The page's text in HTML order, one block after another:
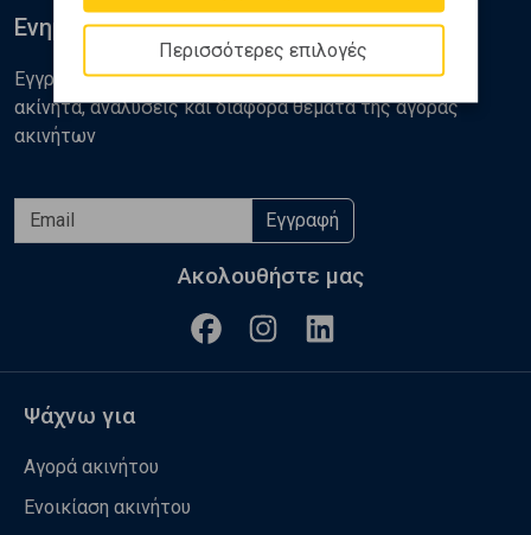
Περισσότερες επιλογές
Ενημερωθείτε
Εγγραφείτε στο newsletter της Golden Home για νέα
ακίνητα, αναλύσεις και διάφορα θέματα της αγοράς
ακινήτων
Εγγραφή
Ακολουθήστε μας
Ψάχνω για
Αγορά ακινήτου
Ενοικίαση ακινήτου